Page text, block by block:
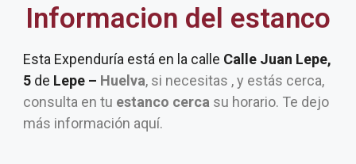
Informacion del estanco
Esta Expenduría está en la calle Calle Juan Lepe,
5 de Lepe – Huelva, si necesitas , y estás cerca,
consulta en tu estanco cerca su horario. Te dejo
más información aquí.